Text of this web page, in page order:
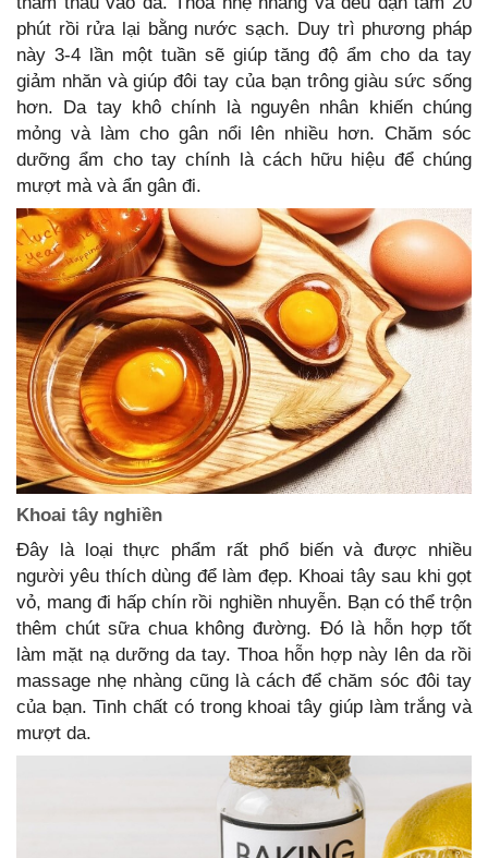
phút rồi rửa lại bằng nước sạch. Duy trì phương pháp
này 3-4 lần một tuần sẽ giúp tăng độ ẩm cho da tay
giảm nhăn và giúp đôi tay của bạn trông giàu sức sống
hơn. Da tay khô chính là nguyên nhân khiến chúng
mỏng và làm cho gân nổi lên nhiều hơn. Chăm sóc
dưỡng ẩm cho tay chính là cách hữu hiệu để chúng
mượt mà và ẩn gân đi.
Khoai tây nghiền
Đây là loại thực phẩm rất phổ biến và được nhiều
người yêu thích dùng để làm đẹp. Khoai tây sau khi gọt
vỏ, mang đi hấp chín rồi nghiền nhuyễn. Bạn có thể trộn
thêm chút sữa chua không đường. Đó là hỗn hợp tốt
làm mặt nạ dưỡng da tay. Thoa hỗn hợp này lên da rồi
massage nhẹ nhàng cũng là cách để chăm sóc đôi tay
của bạn. Tinh chất có trong khoai tây giúp làm trắng và
mượt da.